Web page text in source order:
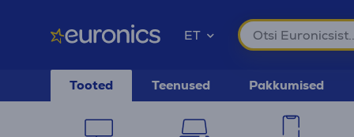
ET
Tooted Teenused Pakkumised